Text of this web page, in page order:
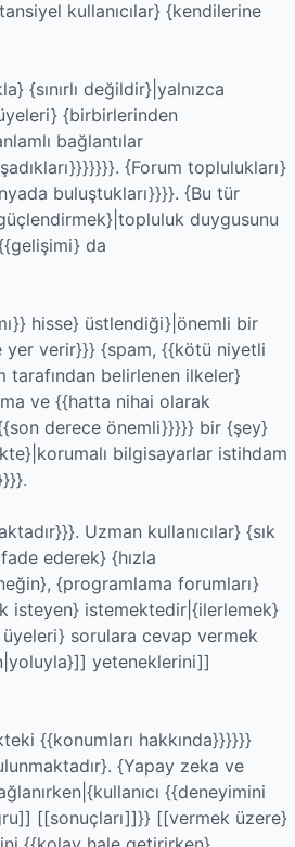
kullanıcılar} {kendilerine
{sınırlı değildir}|yalnızca
{birbirlerinden
bağlantılar
{Forum toplulukları}
buluştukları}}}}. {Bu tür
duygusunu
da
hisse} üstlendiği}|önemli bir
yer verir}}} {spam, {{kötü niyetli
tarafından belirlenen ilkeler}
ve {{hatta nihai olarak
derece önemli}}}}} bir {şey}
bilgisayarlar istihdam
Uzman kullanıcılar} {sık
ederek} {hızla
{programlama forumları}
isteyen} istemektedir|{ilerlemek}
sorulara cevap vermek
yeteneklerini]]
{{konumları hakkında}}}}}}
{Yapay zeka ve
{{deneyimini
[[sonuçları]]}} [[vermek üzere}